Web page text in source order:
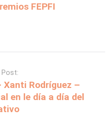
FEPFI
Post:
Xanti Rodríguez –
en le día a día del